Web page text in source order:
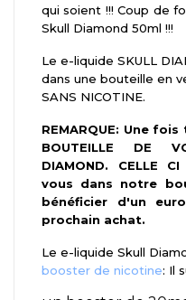
qui soient !!! Coup de
Skull Diamond 50ml !!!
Le e-liquide SKULL
dans une bouteille en
SANS NICOTINE.
REMARQUE: Une fois
BOUTEILLE DE
DIAMOND. CELLE
vous dans notre
bénéficier d'un
prochain achat.
Le e-liquide Skull
booster de nicotine: Il